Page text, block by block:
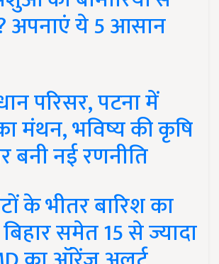
अपनाएं ये 5 आसान
परिसर, पटना में
मंथन, भविष्य की कृषि
बनी नई रणनीति
के भीतर बारिश का
समेत 15 से ज्यादा